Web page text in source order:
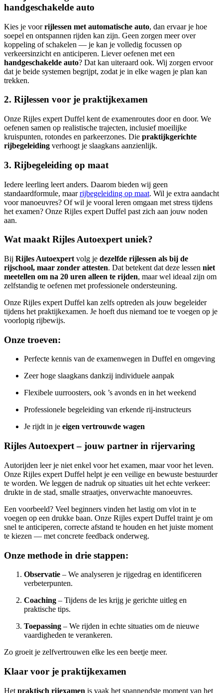
handgeschakelde auto
Kies je voorrijlessen met automatische auto, dan ervaar je hoe
soepel en ontspannen rijden kan zijn. Geen zorgen meer over
koppeling of schakelen — je kan je volledig focussen op
verkeersinzicht en anticiperen. Liever oefenen met een
handgeschakelde auto? Dat kan uiteraard ook. Wij zorgen ervoor
dat je beide systemen begrijpt, zodat je in elke wagen je plan kan
trekken.
2. Rijlessen voor je praktijkexamen
Onze Rijles expert Duffel kent de examenroutes door en door. We
oefenen samen op realistische trajecten, inclusief moeilijke
kruispunten, rotondes en parkeerzones. Die praktijkgerichte
rijbegeleiding verhoogt je slaagkans aanzienlijk.
3. Rijbegeleiding op maat
Iedere leerling leert anders. Daarom bieden wij geen
standaardformule, maarrijbegeleiding op maat. Wil je extra aandacht
voor manoeuvres? Of wil je vooral leren omgaan met stress tijdens
het examen? Onze Rijles expert Duffel past zich aan jouw noden
aan.
Wat maakt Rijles Autoexpert uniek?
Bij Rijles Autoexpert volg je dezelfde rijlessen als bij de
rijschool, maar zonder attesten. Dat betekent dat deze lessen niet
meetellen om na 20 uren alleen te rijden, maar wel ideaal zijn om
zelfstandig te oefenen met professionele ondersteuning.
Onze Rijles expert Duffel kan zelfs optreden als jouw begeleider
tijdens het praktijkexamen. Je hoeft dus niemand toe te voegen op je
voorlopig rijbewijs.
Onze troeven:
Perfecte kennis van de examenwegen in Duffel en omgeving
Zeer hoge slaagkans dankzij individuele aanpak
Flexibele uurroosters, ook ’s avonds en in het weekend
Professionele begeleiding van erkende rij-instructeurs
Je rijdt in je eigen vertrouwde wagen
Rijles Autoexpert – jouw partner in rijervaring
Autorijden leer je niet enkel voor het examen, maar voor het leven.
Onze Rijles expert Duffel helpt je een veilige en bewuste bestuurder
te worden. We leggen de nadruk op situaties uit het echte verkeer:
drukte in de stad, smalle straatjes, onverwachte manoeuvres.
Een voorbeeld? Veel beginners vinden het lastig om vlot in te
voegen op een drukke baan. Onze Rijles expert Duffel traint je om
snel te anticiperen, correcte afstand te houden en het juiste moment
te kiezen — met concrete feedback onderweg.
Onze methode in drie stappen:
Observatie – We analyseren je rijgedrag en identificeren
verbeterpunten.
Coaching – Tijdens de les krijg je gerichte uitleg en
praktische tips.
Toepassing – We rijden in echte situaties om de nieuwe
vaardigheden te verankeren.
Zo groeit je zelfvertrouwen elke les een beetje meer.
Klaar voor je praktijkexamen
Het praktisch rijexamen is vaak het spannendste moment van het